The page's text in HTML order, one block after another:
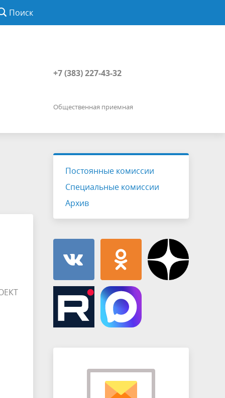
Поиск
+7 (383) 227-43-32
Общественная приемная
Постоянные комиссии
Специальные комиссии
Архив